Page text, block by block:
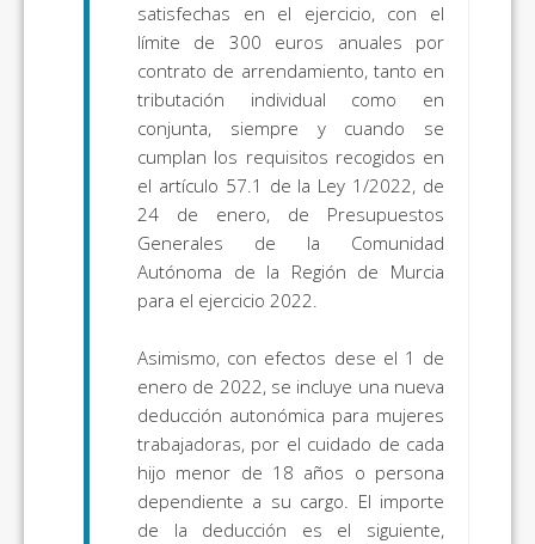
satisfechas en el ejercicio, con el
límite de 300 euros anuales por
contrato de arrendamiento, tanto en
tributación individual como en
conjunta, siempre y cuando se
cumplan los requisitos recogidos en
el artículo 57.1 de la Ley 1/2022, de
24 de enero, de Presupuestos
Generales de la Comunidad
Autónoma de la Región de Murcia
para el ejercicio 2022.
Asimismo, con efectos dese el 1 de
enero de 2022, se incluye una nueva
deducción autonómica para mujeres
trabajadoras, por el cuidado de cada
hijo menor de 18 años o persona
dependiente a su cargo. El importe
de la deducción es el siguiente,